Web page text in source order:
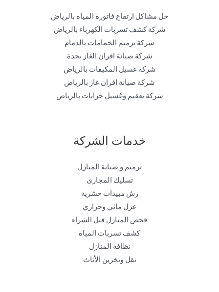
حل مشاكل ارتفاع فاتورة المياه بالرياض
شركة كشف تسربات الكهرباء بالرياض
شركة ترميم الحمامات بالدمام
شركة صيانة افران الغاز بجدة
شركة غسيل المكيفات بالرياض
شركة صيانة افران غاز بالرياض
شركة تعقيم وغسيل خزانات بالرياض
خدمات الشركة
ترميم و صيانة المنازل
تسليك المجارى
رش مبيدات حشرية
عزل مائي وحراري
فحص المنازل قبل الشراء
كشف تسربات المياة
نظافة المنازل
نقل وتخزين الأثاث